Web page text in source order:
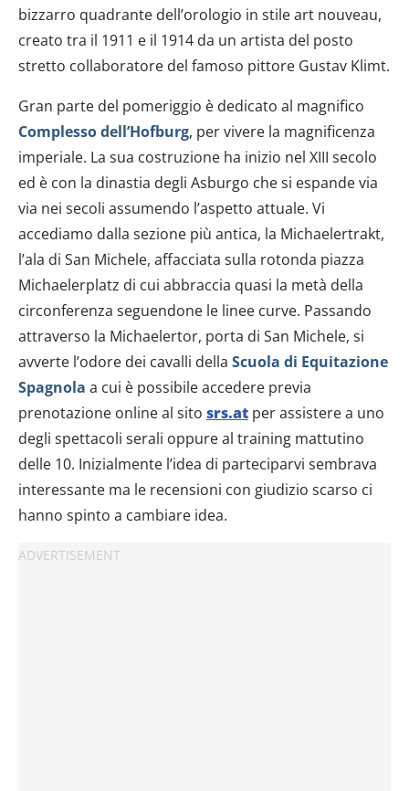
bizzarro quadrante dell’orologio in stile art nouveau,
creato tra il 1911 e il 1914 da un artista del posto
stretto collaboratore del famoso pittore Gustav Klimt.
Gran parte del pomeriggio è dedicato al magnifico
Complesso dell’Hofburg, per vivere la magnificenza
imperiale. La sua costruzione ha inizio nel XIII secolo
ed è con la dinastia degli Asburgo che si espande via
via nei secoli assumendo l’aspetto attuale. Vi
accediamo dalla sezione più antica, la Michaelertrakt,
l’ala di San Michele, affacciata sulla rotonda piazza
Michaelerplatz di cui abbraccia quasi la metà della
circonferenza seguendone le linee curve. Passando
attraverso la Michaelertor, porta di San Michele, si
avverte l’odore dei cavalli della Scuola di Equitazione
Spagnola a cui è possibile accedere previa
prenotazione online al sito srs.at per assistere a uno
degli spettacoli serali oppure al training mattutino
delle 10. Inizialmente l’idea di parteciparvi sembrava
interessante ma le recensioni con giudizio scarso ci
hanno spinto a cambiare idea.